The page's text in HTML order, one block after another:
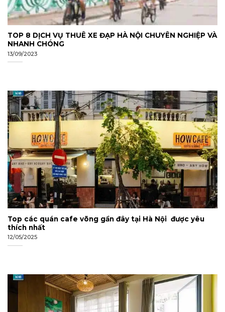
TOP 8 DỊCH VỤ THUÊ XE ĐẠP HÀ NỘI CHUYÊN NGHIỆP VÀ
NHANH CHÓNG
13/09/2023
Top các quán cafe võng gần đây tại Hà Nội được yêu
thích nhất
12/05/2025